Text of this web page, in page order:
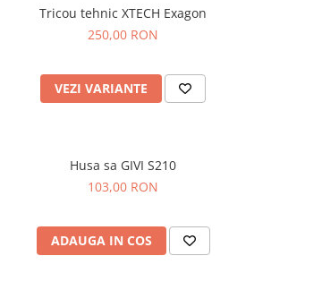
Tricou tehnic XTECH Exagon
250,00 RON
VEZI VARIANTE
Husa sa GIVI S210
103,00 RON
ADAUGA IN COS